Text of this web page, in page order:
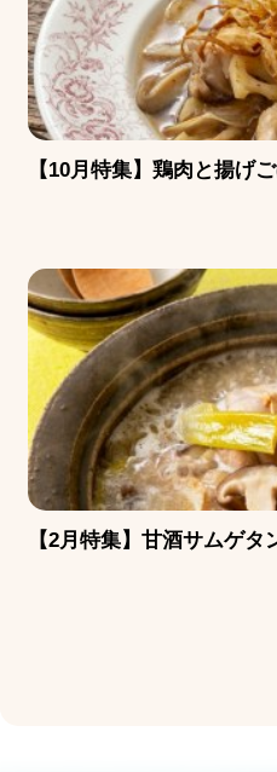
【10月特集】鶏肉と揚げ
【2月特集】甘酒サムゲタ